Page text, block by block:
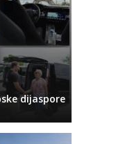
dijaspore